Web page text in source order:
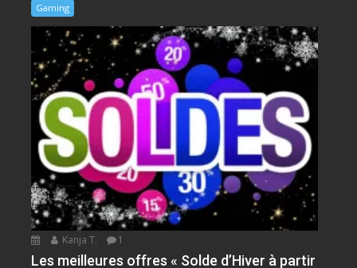
Gaming
Kanja T. 1
Les meilleures offres « Solde d’Hiver à partir